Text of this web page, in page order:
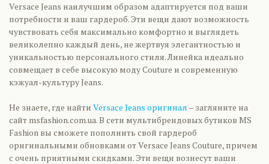
Versace Jeans наилучшим образом адаптируется под ваши
потребности и ваш гардероб. Эти вещи дают возможность
чувствовать себя максимально комфортно и выглядеть
великолепно каждый день, не жертвуя элегантностью и
уникальностью персонального стиля. Линейка идеально
совмещает в себе высокую моду Couture и современную
кэжуал-культуру Jeans.
Не знаете, где найти Versace Jeans оригинал – загляните на
сайт msfashion.com.ua. В сети мультибрендовых бутиков MS
Fashion вы сможете пополнить свой гардероб
оригинальными обновками от Versace Jeans Couture, причем
с очень приятными скидками. Эти вещи вознесут ваши